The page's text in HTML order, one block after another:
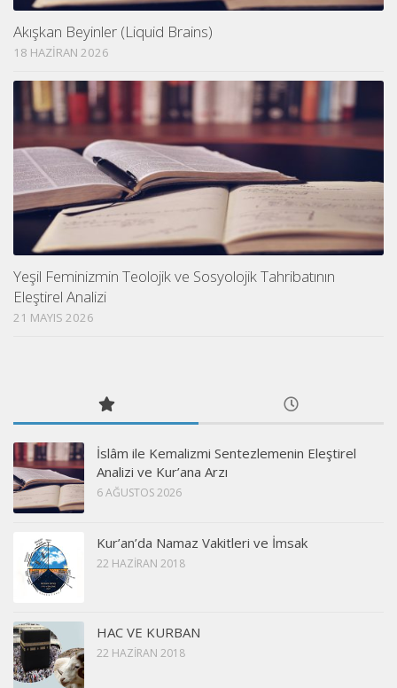
Akışkan Beyinler (Liquid Brains)
18 HAZIRAN 2026
Yeşil Feminizmin Teolojik ve Sosyolojik Tahribatının
Eleştirel Analizi
21 MAYIS 2026
İslâm ile Kemalizmi Sentezlemenin Eleştirel
Analizi ve Kur’ana Arzı
6 AĞUSTOS 2026
Kur’an’da Namaz Vakitleri ve İmsak
22 HAZIRAN 2018
HAC VE KURBAN
22 HAZIRAN 2018